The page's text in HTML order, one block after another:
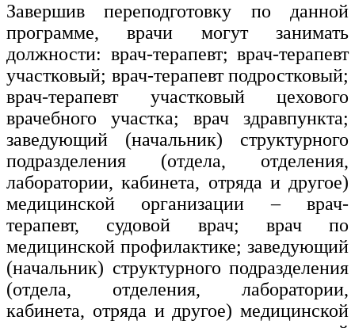
Завершив переподготовку по данной
программе, врачи могут занимать
должности: врач-терапевт; врач-терапевт
участковый; врач-терапевт подростковый;
врач-терапевт участковый цехового
врачебного участка; врач здравпункта;
заведующий (начальник) структурного
подразделения (отдела, отделения,
лаборатории, кабинета, отряда и другое)
медицинской организации – врач-
терапевт, судовой врач; врач по
медицинской профилактике; заведующий
(начальник) структурного подразделения
(отдела, отделения, лаборатории,
кабинета, отряда и другое) медицинской